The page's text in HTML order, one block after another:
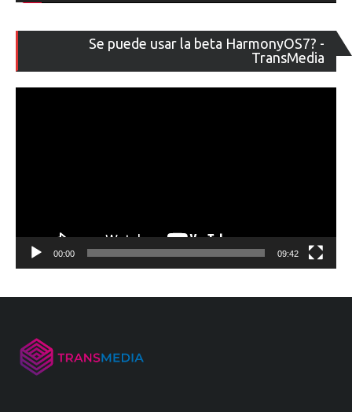
Se puede usar la beta HarmonyOS7? -
TransMedia
de
00:00 09:42